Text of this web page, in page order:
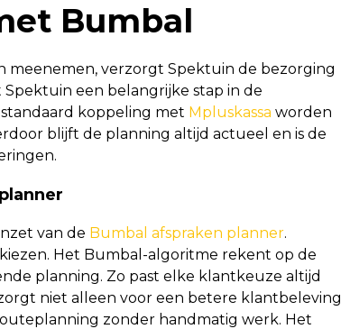
Bumbal
verzorgt Spektuin de bezorging
een belangrijke stap in de
koppeling met Mpluskassa worden
blijft de planning altijd actueel en is de
van de Bumbal afspraken planner.
Het Bumbal-algoritme rekent op de
planning. Zo past elke klantkeuze altijd
niet alleen voor een betere klantbeleving
zonder handmatig werk. Het